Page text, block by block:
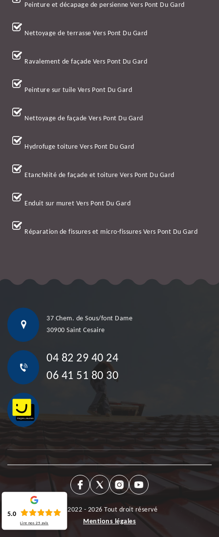
Peinture et décapage de persienne Vers Pont Du Gard
Nettoyage de terrasse Vers Pont Du Gard
Ravalement de façade Vers Pont Du Gard
Peinture sur tuile Vers Pont Du Gard
Nettoyage de façade Vers Pont Du Gard
Hydrofuge toiture Vers Pont Du Gard
Etanchéité de façade et toiture Vers Pont Du Gard
Enduit sur muret Vers Pont Du Gard
Réparation de fissures et micro-fissures Vers Pont Du Gard
37 Chem. de Sous/font Dame
30900 Saint Cesaire
04 82 29 40 24
06 41 51 80 30
©2022 - 2026 Tout droit réservé
Mentions légales
5.0
Lire nos25 avis